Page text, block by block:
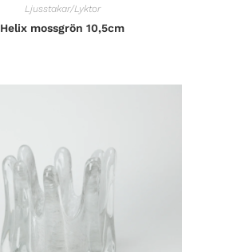
Ljusstakar/Lyktor
Helix mossgrön 10,5cm